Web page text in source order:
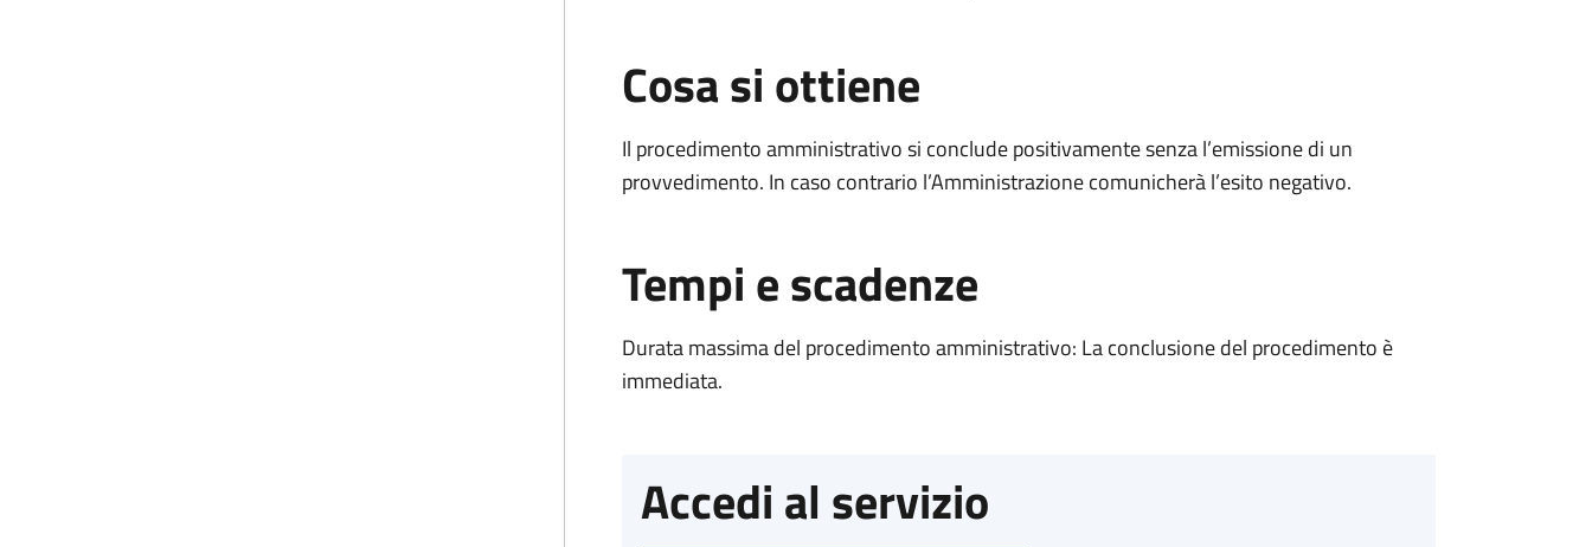
Cosa si ottiene
Il procedimento amministrativo si conclude positivamente senza l’emissione di un
provvedimento. In caso contrario l’Amministrazione comunicherà l’esito negativo.
Tempi e scadenze
Durata massima del procedimento amministrativo: La conclusione del procedimento è
immediata.
Accedi al servizio